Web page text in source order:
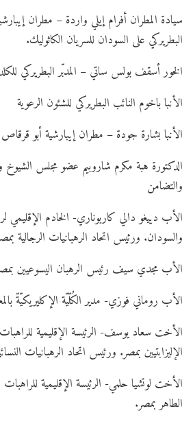
سيادة المطران أفرام إيلي واردة – مطران
البطريركي على السودان للسريان الكاثوليك.
الخور أسقف بولس ساتي – المدبّر البطريركي
الأنبا باخوم النائب البطريركي للشئون الرعوية
الأنبا بشارة جودة – مطران إيبارشية أبو قرقاص
الدكتورة هبة مكرم شاروبيم عضو مجلس الشيوخ
والتضامن
الأب دييغو دالي كاربوناري- الخادم الإقليمي
والسودان. ورئيس اتحاد الرهبانيات الرجالية
الأب مجدي سيف رئيس الرهبان اليسوعيين
الأب روماني فوزي- مدير الكُلّيّة الإكليريكيّةّ
الأخت سعاد يوسف- الرئيسة الإقليمية
الإليزابتيين بمصر. ورئيس اتحاد الرهبانيات
الأخت لوتشيا حلمي- الرئيسة الإقليمية
الطاهر بمصر.